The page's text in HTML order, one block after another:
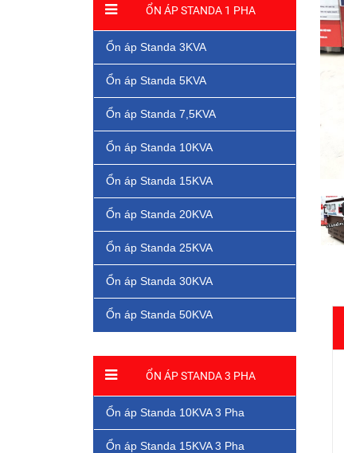
ỔN ÁP STANDA 1 PHA
Ổn áp Standa 3KVA
Ổn áp Standa 5KVA
Ổn áp Standa 7,5KVA
Ổn áp Standa 10KVA
Ổn áp Standa 15KVA
Ổn áp Standa 20KVA
Ổn áp Standa 25KVA
Ổn áp Standa 30KVA
Ổn áp Standa 50KVA
ỔN ÁP STANDA 3 PHA
Ổn áp Standa 10KVA 3 Pha
Ổn áp Standa 15KVA 3 Pha